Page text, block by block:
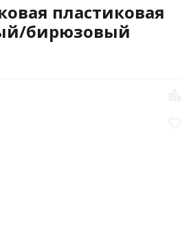
пластиковая
бирюзовый